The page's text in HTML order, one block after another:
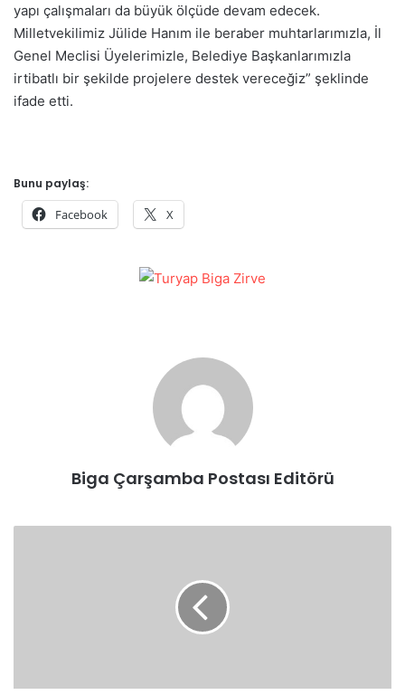
yapı çalışmaları da büyük ölçüde devam edecek.
Milletvekilimiz Jülide Hanım ile beraber muhtarlarımızla, İl
Genel Meclisi Üyelerimizle, Belediye Başkanlarımızla
irtibatlı bir şekilde projelere destek vereceğiz” şeklinde
ifade etti.
Bunu paylaş:
Facebook X
Biga Çarşamba Postası Editörü